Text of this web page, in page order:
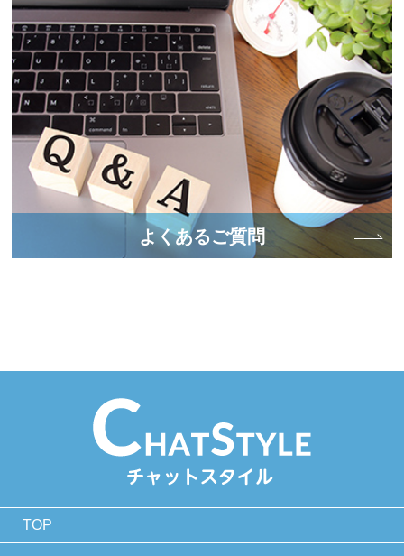
よくあるご質問
TOP